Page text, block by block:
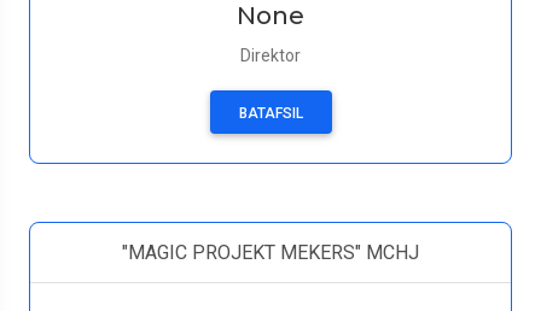
None
Direktor
BATAFSIL
"MAGIC PROJEKT MEKERS" MCHJ